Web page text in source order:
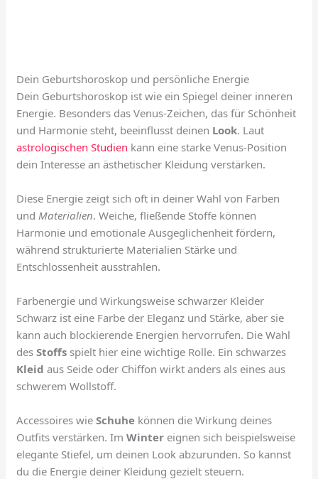
Dein Geburtshoroskop und persönliche Energie
Dein Geburtshoroskop ist wie ein Spiegel deiner inneren
Energie. Besonders das Venus-Zeichen, das für Schönheit
und Harmonie steht, beeinflusst deinen Look. Laut
astrologischen Studien kann eine starke Venus-Position
dein Interesse an ästhetischer Kleidung verstärken.
Diese Energie zeigt sich oft in deiner Wahl von Farben
und Materialien. Weiche, fließende Stoffe können
Harmonie und emotionale Ausgeglichenheit fördern,
während strukturierte Materialien Stärke und
Entschlossenheit ausstrahlen.
Farbenergie und Wirkungsweise schwarzer Kleider
Schwarz ist eine Farbe der Eleganz und Stärke, aber sie
kann auch blockierende Energien hervorrufen. Die Wahl
desStoffs spielt hier eine wichtige Rolle. Ein schwarzes
Kleid aus Seide oder Chiffon wirkt anders als eines aus
schwerem Wollstoff.
Accessoires wieSchuhe können die Wirkung deines
Outfits verstärken. ImWinter eignen sich beispielsweise
elegante Stiefel, um deinen Look abzurunden. So kannst
du die Energie deiner Kleidung gezielt steuern.